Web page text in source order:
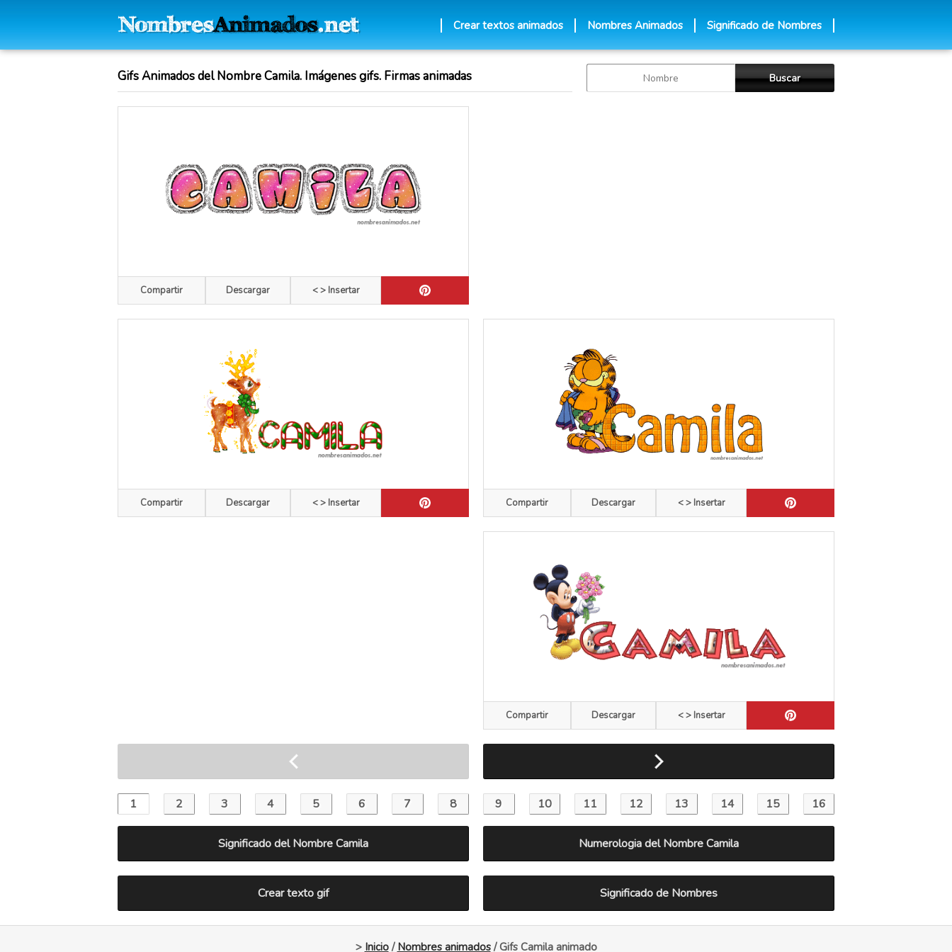
Crear textos animados Nombres Animados Significado de Nombres
Gifs Animados del Nombre Camila. Imágenes gifs. Firmas animadas
Compartir Descargar < > Insertar
Compartir Descargar < > Insertar Compartir Descargar < > Insertar
Compartir Descargar < > Insertar
Significado del Nombre Camila Numerologia del Nombre Camila
Crear texto gif Significado de Nombres
> Inicio/ Nombres animados/ Gifs Camila animado